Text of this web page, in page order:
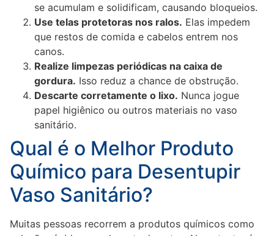
se acumulam e solidificam, causando bloqueios.
Use telas protetoras nos ralos. Elas impedem
que restos de comida e cabelos entrem nos
canos.
Realize limpezas periódicas na caixa de
gordura. Isso reduz a chance de obstrução.
Descarte corretamente o lixo. Nunca jogue
papel higiênico ou outros materiais no vaso
sanitário.
Qual é o Melhor Produto
Químico para Desentupir
Vaso Sanitário?
Muitas pessoas recorrem a produtos químicos como